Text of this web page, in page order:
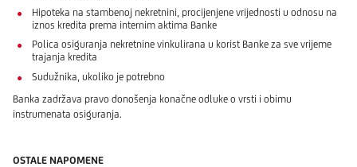
Hipoteka na stambenoj nekretnini, procijenjene vrijednosti u odnosu na
iznos kredita prema internim aktima Banke
Polica osiguranja nekretnine vinkulirana u korist Banke za sve vrijeme
trajanja kredita
Sudužnika, ukoliko je potrebno
Banka zadržava pravo donošenja konačne odluke o vrsti i obimu
instrumenata osiguranja.
OSTALE NAPOMENE